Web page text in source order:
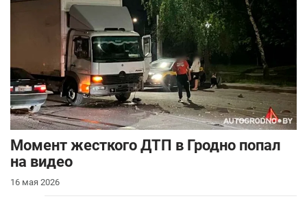
Момент жесткого ДТП в Гродно попал
на видео
16 мая 2026